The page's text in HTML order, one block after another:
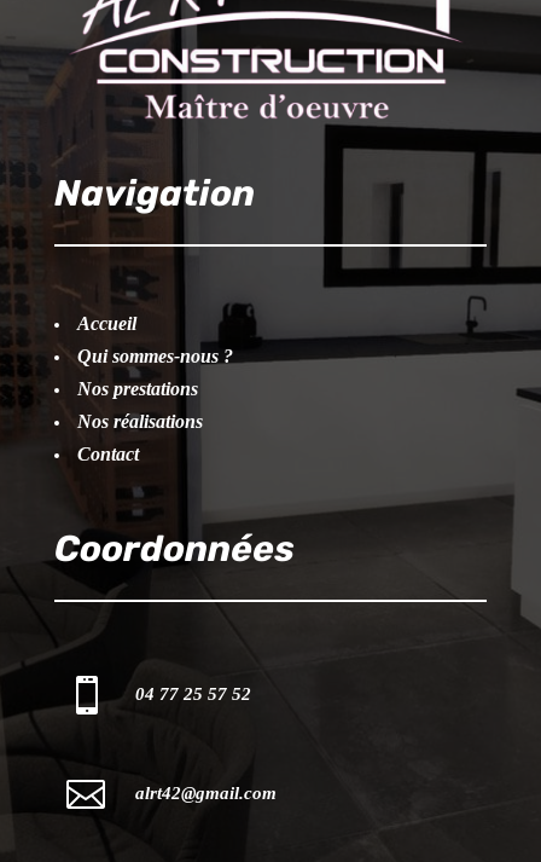
Navigation
Accueil
Qui sommes-nous ?
Nos prestations
Nos réalisations
Contact
Coordonnées
 04 77 25 57 52
 alrt42@gmail.com